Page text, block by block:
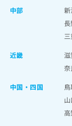
中部
近畿
中国・四国